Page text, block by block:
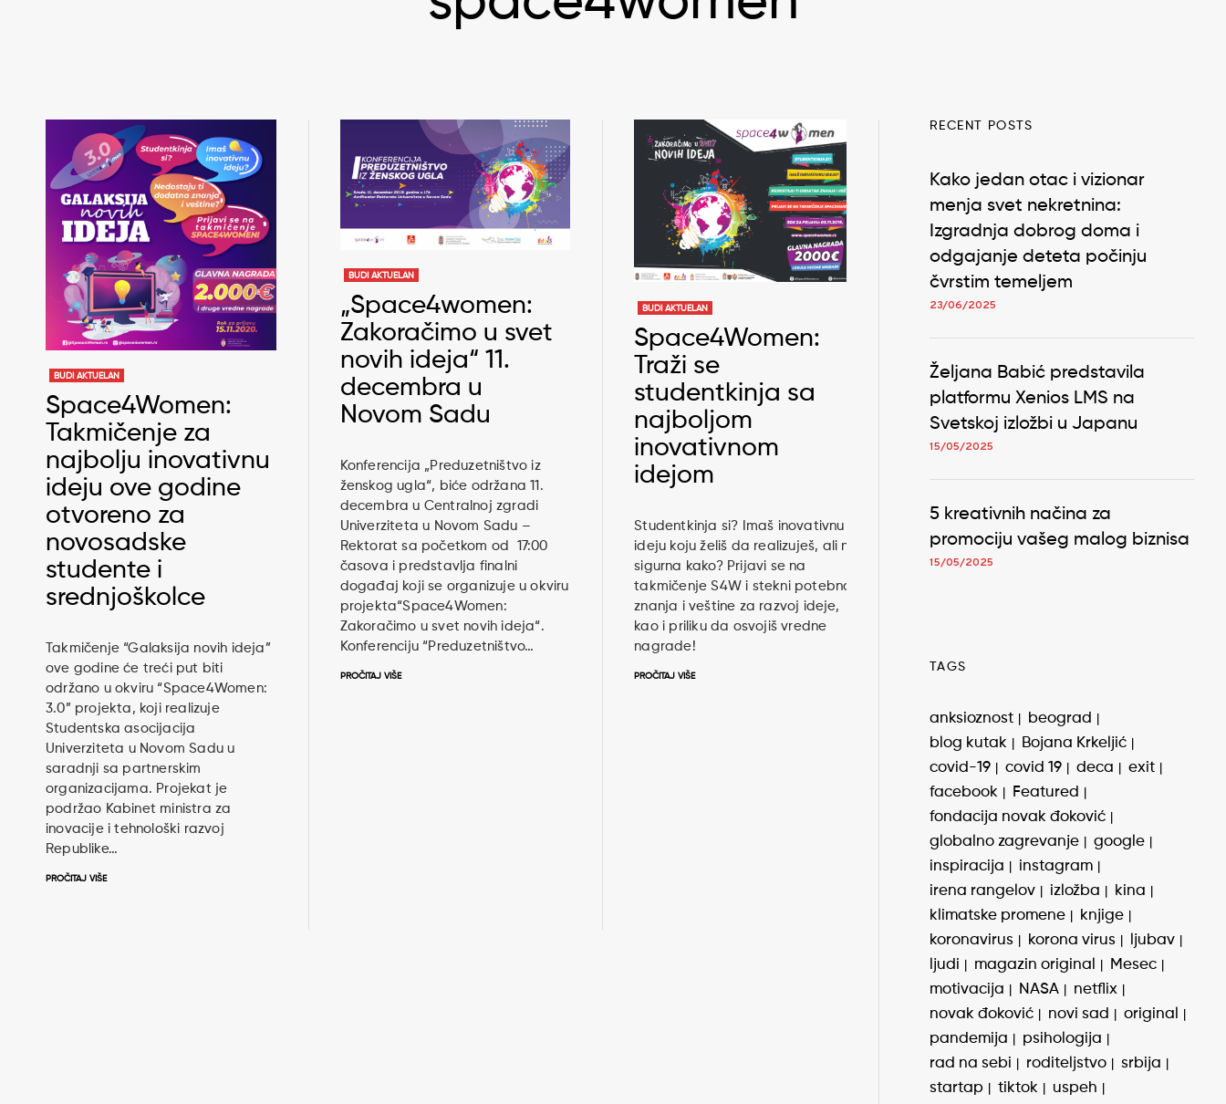
BUDI AKTUELAN
Space4Women:
Takmičenje za
najbolju inovativnu
ideju ove godine
otvoreno za
novosadske
studente i
srednjoškolce
Takmičenje “Galaksija novih ideja”
ove godine će treći put biti
održano u okviru “Space4Women:
3.0” projekta, koji realizuje
Studentska asocijacija
Univerziteta u Novom Sadu u
saradnji sa partnerskim
organizacijama. Projekat je
podržao Kabinet ministra za
inovacije i tehnološki razvoj
Republike…
PROČITAJ VIŠE
BUDI AKTUELAN
„Space4women:
Zakoračimo u svet
novih ideja“ 11.
decembra u
Novom Sadu
Konferencija „Preduzetništvo iz
ženskog ugla“, biće održana 11.
decembra u Centralnoj zgradi
Univerziteta u Novom Sadu –
Rektorat sa početkom od 17:00
časova i predstavlja finalni
događaj koji se organizuje u okviru
projekta“Space4Women:
Zakoračimo u svet novih ideja“.
Konferenciju “Preduzetništvo…
PROČITAJ VIŠE
BUDI AKTUELAN
Space4Women:
Traži se
studentkinja sa
najboljom
inovativnom
idejom
Studentkinja si? Imaš inovativnu
ideju koju želiš da realizuješ, ali nisi
sigurna kako? Prijavi se na
takmičenje S4W i stekni potebna
znanja i veštine za razvoj ideje,
kao i priliku da osvojiš vredne
nagrade!
PROČITAJ VIŠE
RECENT POSTS
Kako jedan otac i vizionar
menja svet nekretnina:
Izgradnja dobrog doma i
odgajanje deteta počinju
čvrstim temeljem
23/06/2025
Željana Babić predstavila
platformu Xenios LMS na
Svetskoj izložbi u Japanu
15/05/2025
5 kreativnih načina za
promociju vašeg malog biznisa
15/05/2025
TAGS
anksioznost
beograd
blog kutak
Bojana Krkeljić
covid-19
covid 19 deca
exit
facebook
Featured
fondacija novak đoković
globalno zagrevanje
google
inspiracija
instagram
irena rangelov
izložba
kina
klimatske promene
knjige
koronavirus
korona virus
ljubav
ljudi
magazin original
Mesec
motivacija
NASA
netflix
novak đoković
novi sad
original
pandemija
psihologija
rad na sebi
roditeljstvo
srbija
startap
tiktok
uspeh